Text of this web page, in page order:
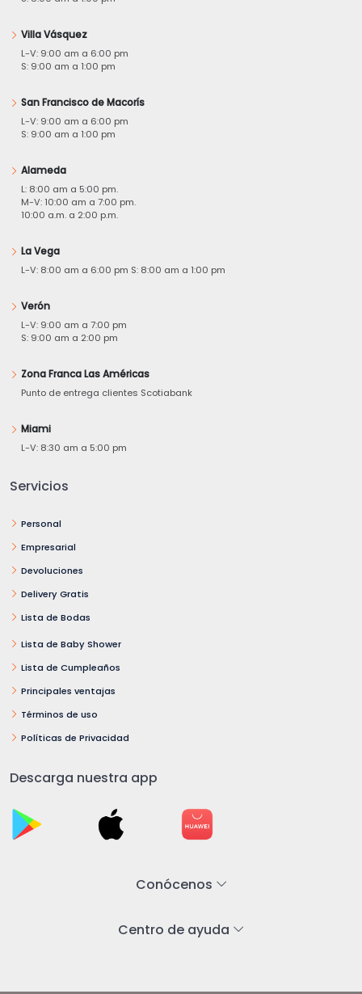
Villa Vásquez
L-V: 9:00 am a 6:00 pm
S: 9:00 am a 1:00 pm
San Francisco de Macorís
L-V: 9:00 am a 6:00 pm
S: 9:00 am a 1:00 pm
Alameda
L: 8:00 am a 5:00 pm.
M-V: 10:00 am a 7:00 pm.
10:00 a.m. a 2:00 p.m.
La Vega
L-V: 8:00 am a 6:00 pm S: 8:00 am a 1:00 pm
Verón
L-V: 9:00 am a 7:00 pm
S: 9:00 am a 2:00 pm
Zona Franca Las Américas
Punto de entrega clientes Scotiabank
Miami
L-V: 8:30 am a 5:00 pm
Servicios
Personal
Empresarial
Devoluciones
Delivery Gratis
Lista de Bodas
Lista de Baby Shower
Lista de Cumpleaños
Principales ventajas
Términos de uso
Políticas de Privacidad
Descarga nuestra app
Conócenos
Centro de ayuda